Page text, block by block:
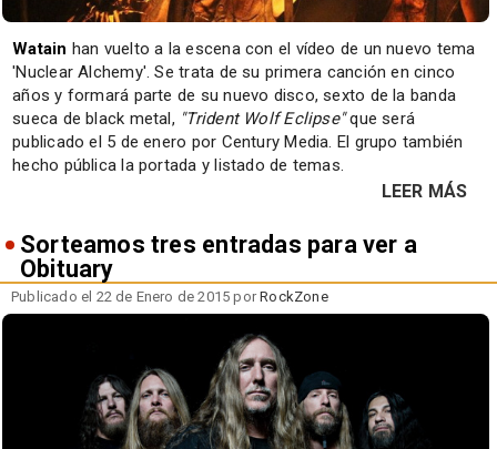
Watain han vuelto a la escena con el vídeo de un nuevo tema
'Nuclear Alchemy'. Se trata de su primera canción en cinco
años y formará parte de su nuevo disco, sexto de la banda
sueca de black metal, "Trident Wolf Eclipse"que será
publicado el 5 de enero por Century Media. El grupo también
hecho pública la portada y listado de temas.
LEER MÁS
Sorteamos tres entradas para ver a
Obituary
Publicado el 22 de Enero de 2015 porRockZone